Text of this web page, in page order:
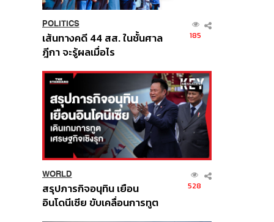
POLITICS
เส้นทางคดี 44 สส. ในชั้นศาล
ฎีกา จะรู้ผลเมื่อไร
185
WORLD
สรุปภารกิจอนุทิน เยือน
อินโดนีเซีย ขับเคลื่อนการทูต
528